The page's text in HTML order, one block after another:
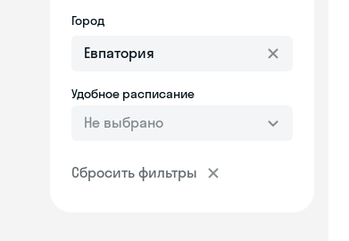
Город
Удобное расписание
Не выбрано
Сбросить фильтры